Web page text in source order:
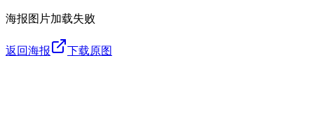
海报图片加载失败
返回海报 下载原图